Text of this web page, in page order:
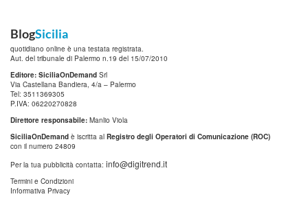
BlogSicilia
quotidiano online è una testata registrata.
Aut. del tribunale di Palermo n.19 del 15/07/2010
Editore: SiciliaOnDemand Srl
Via Castellana Bandiera, 4/a – Palermo
Tel: 3511369305
P.IVA: 06220270828
Direttore responsabile: Manlio Viola
SiciliaOnDemand è iscritta al Registro degli Operatori di Comunicazione (ROC)
con il numero 24809
Per la tua pubblicità contatta: info@digitrend.it
Termini e Condizioni
Informativa Privacy